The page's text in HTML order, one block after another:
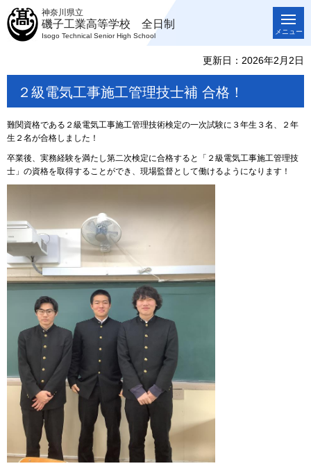
神奈川県立
磯子工業高等学校 全日制
Isogo Technical Senior High School
メニュー
更新日：2026年2月2日
２級電気工事施工管理技士補 合格！
難関資格である２級電気工事施工管理技術検定の一次試験に３年生３名、２年
生２名が合格しました！
卒業後、実務経験を満たし第二次検定に合格すると「２級電気工事施工管理技
士」の資格を取得することができ、現場監督として働けるようになります！